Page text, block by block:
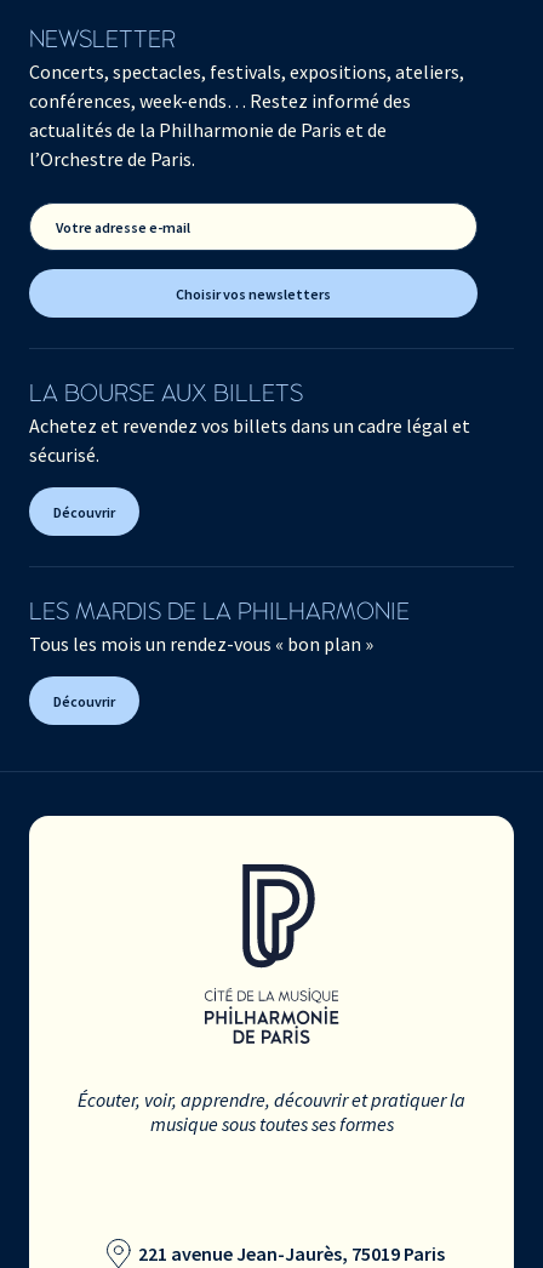
NEWSLETTER
Concerts, spectacles, festivals, expositions, ateliers,
conférences, week-ends… Restez informé des
actualités de la Philharmonie de Paris et de
l’Orchestre de Paris.
Votre adresse e-mail
Choisir vos newsletters
LA BOURSE AUX BILLETS
Achetez et revendez vos billets dans un cadre légal et
sécurisé.
Découvrir
LES MARDIS DE LA PHILHARMONIE
Tous les mois un rendez-vous « bon plan »
Découvrir
Écouter, voir, apprendre, découvrir et pratiquer la
musique sous toutes ses formes
221 avenue Jean-Jaurès, 75019 Paris